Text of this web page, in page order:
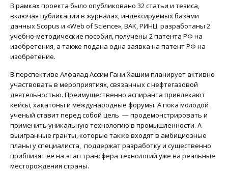
В рамках проекта было опубликовано 32 статьи и тезиса,
включая публикации в журналах, индексируемых базами
данных Scopus и «Web of Science», BAK, РИНЦ. разработаны 2
учебно-методические пособия, получены 2 патента РФ на
изобретения, а также подана одна заявка на патент РФ на
изобретение.
В перспективе Алфаяад Ассим Гани Хашим планирует активно
участвовать в мероприятиях, связанных с нефтегазовой
деятельностью. Преимущественно аспиранта привлекают
кейсы, хакатоны и международные форумы. А пока молодой
ученый ставит перед собой цель — продемонстрировать и
применить уникальную технологию в промышленности. А
выигранные гранты, которые также входят в амбициозные
планы у специалиста, поддержат разработку и существенно
приблизят её на этап трансфера технологий уже на реальные
месторождения страны.